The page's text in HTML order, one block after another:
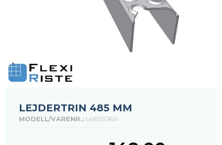
LEJDERTRIN 485 MM
MODELL/VARENR.: L48550RA